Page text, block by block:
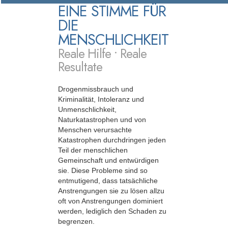
EINE STIMME FÜR
DIE
MENSCHLICHKEIT
Reale Hilfe • Reale
Resultate
Drogenmissbrauch und
Kriminalität, Intoleranz und
Unmenschlichkeit,
Naturkatastrophen und von
Menschen verursachte
Katastrophen durchdringen jeden
Teil der menschlichen
Gemeinschaft und entwürdigen
sie. Diese Probleme sind so
entmutigend, dass tatsächliche
Anstrengungen sie zu lösen allzu
oft von Anstrengungen dominiert
werden, lediglich den Schaden zu
begrenzen.